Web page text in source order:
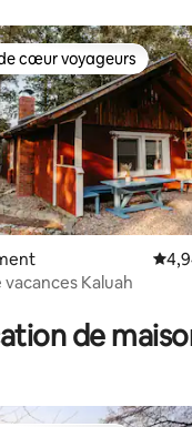
base de 191
cœur voyageurs les plus
cœur voyageurs
vacances Kaluah
de